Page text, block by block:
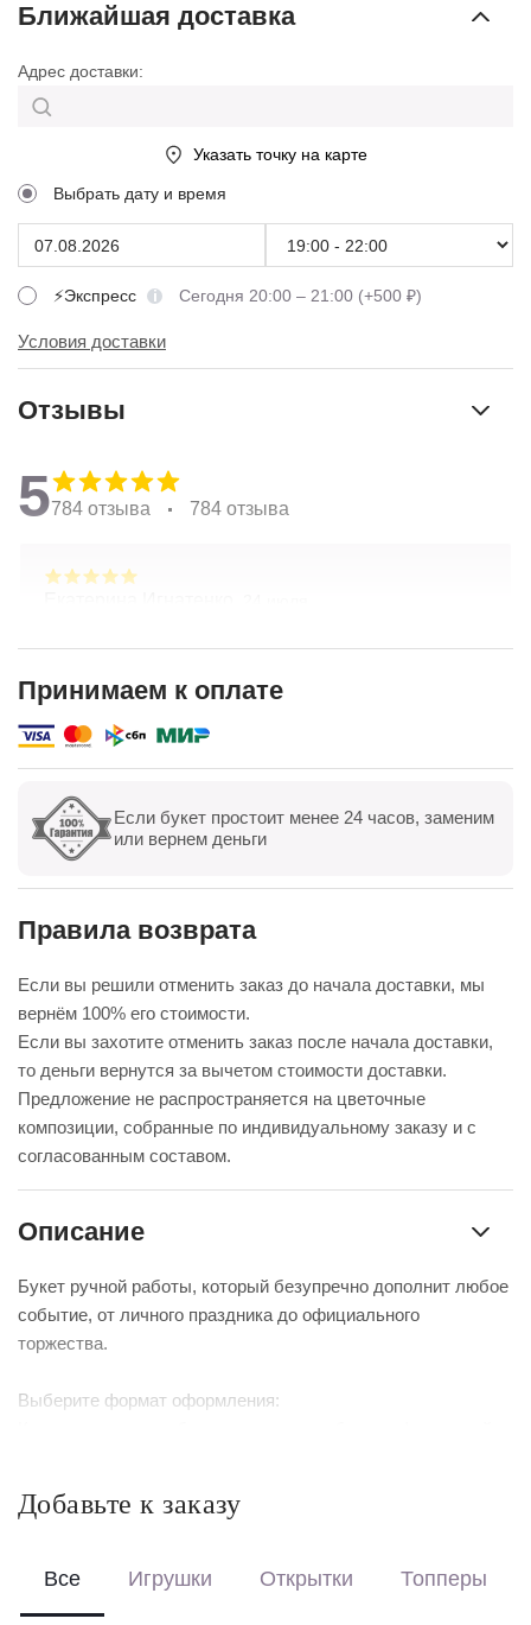
Ближайшая доставка
Адрес доставки:
Указать точку на карте
Выбрать дату и время
⚡Экспресс Сегодня 20:00 – 21:00 (+500 ₽)
Условия доставки
Отзывы
5784 отзыва 784 отзыва
Хорошая ценовая политика. Отличная доставка!
Показать все Оставить отзыв
Принимаем к оплате
Если букет простоит менее 24 часов, заменим
или вернем деньги
Правила возврата
Если вы решили отменить заказ до начала доставки, мы
вернём 100% его стоимости.
Если вы захотите отменить заказ после начала доставки,
то деньги вернутся за вычетом стоимости доставки.
Предложение не распространяется на цветочные
композиции, собранные по индивидуальному заказу и с
согласованным составом.
Описание
Букет ручной работы, который безупречно дополнит любое
событие, от личного праздника до официального
торжества.
Выберите формат оформления:
Перевяжем лентой – идеальный минималистичный вариант
Добавьте к заказу
Все Игрушки Открытки Топперы